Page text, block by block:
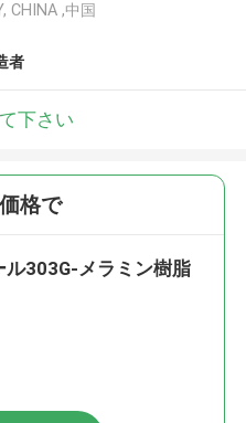
CHINA ,中国
者
下さい
格で
ル303G-メラミン樹脂